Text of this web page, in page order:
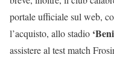
portale ufficiale sul web,
l’acquisto, allo stadio
assistere al test match